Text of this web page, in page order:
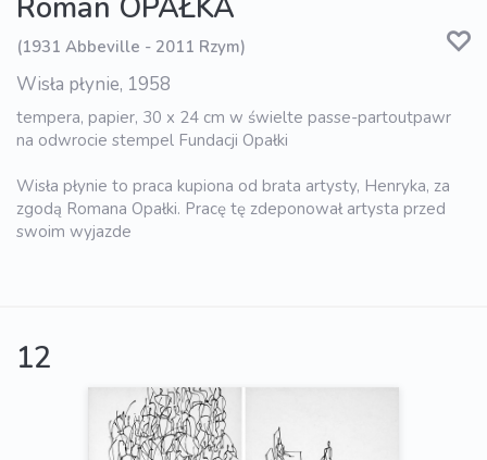
Roman OPAŁKA
(1931 Abbeville - 2011 Rzym)
Wisła płynie, 1958
tempera, papier, 30 x 24 cm w świelte passe-partoutpawr
na odwrocie stempel Fundacji Opałki
Wisła płynie to praca kupiona od brata artysty, Henryka, za
zgodą Romana Opałki. Pracę tę zdeponował artysta przed
swoim wyjazde
12